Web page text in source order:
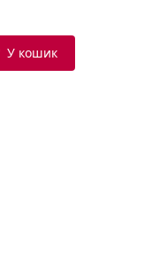
У кошик